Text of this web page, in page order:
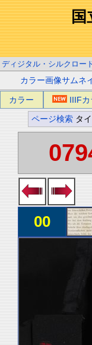
国
ディジタル・シルクロー
カラー画像サムネ
カラー IIIF
ページ検索 タ
00